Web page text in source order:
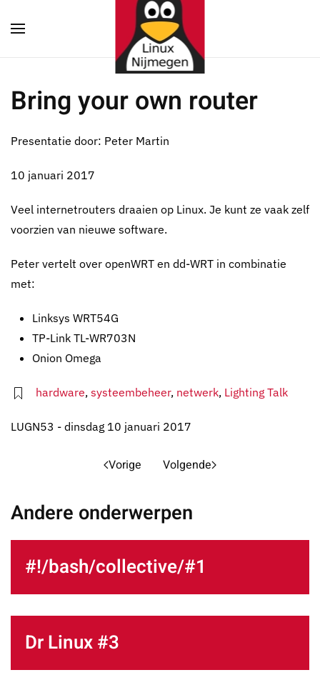
Terug naar hoofdinhoud
Bring your own router
Presentatie door: Peter Martin
10 januari 2017
Veel internetrouters draaien op Linux. Je kunt ze vaak zelf
voorzien van nieuwe software.
Peter vertelt over openWRT en dd-WRT in combinatie
met:
Linksys WRT54G
TP-Link TL-WR703N
Onion Omega
hardware, systeembeheer, netwerk, Lighting Talk
LUGN53 - dinsdag 10 januari 2017
Vorige Volgende
Andere onderwerpen
#!/bash/collective/#1
Dr Linux #3